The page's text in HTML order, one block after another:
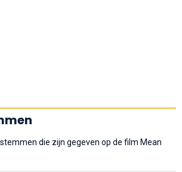
die zijn gegeven op de film Mean